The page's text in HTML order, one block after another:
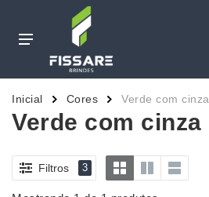
Inicial Cores Verde com cinza
Verde com cinza
Filtros 3